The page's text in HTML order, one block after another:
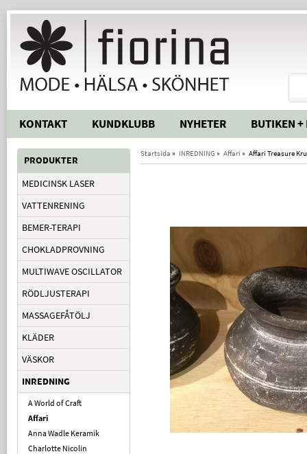
KONTAKT KUNDKLUBB NYHETER BUTIKEN +
PRODUKTER
MEDICINSK LASER
VATTENRENING
BEMER-TERAPI
CHOKLADPROVNING
MULTIWAVE OSCILLATOR
RÖDLJUSTERAPI
MASSAGEFÅTÖLJ
KLÄDER
VÄSKOR
INREDNING
A World of Craft
Affari
Anna Wadle Keramik
Charlotte Nicolin
Startsida » INREDNING » Affari » Affari Treasure